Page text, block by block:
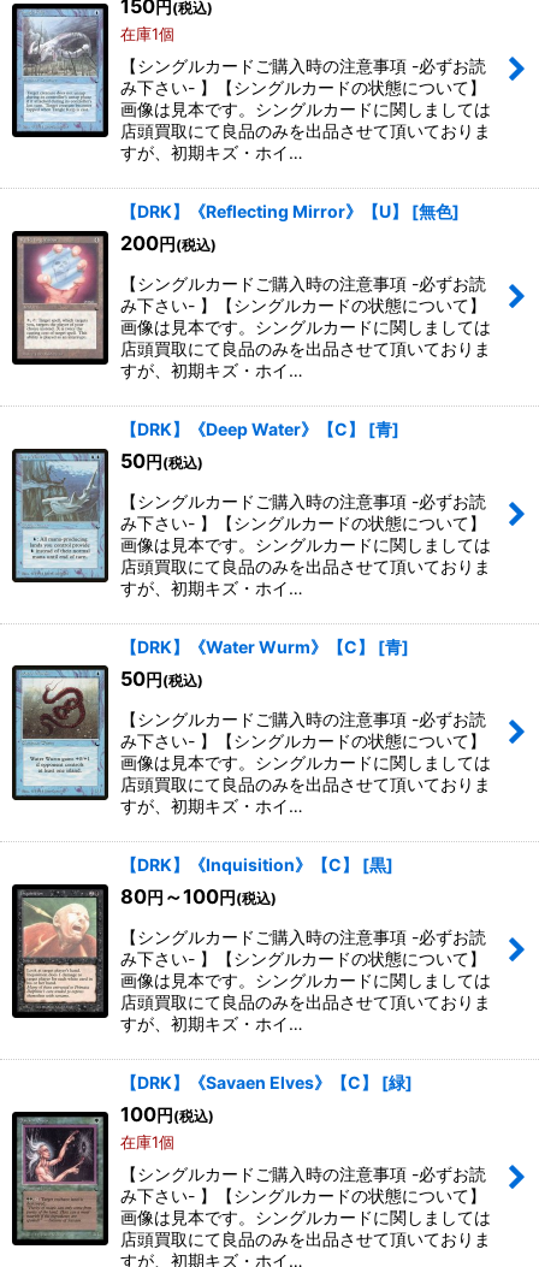
150円 (税込)
在庫1個
【シングルカードご購入時の注意事項 -必ずお読
み下さい- 】【シングルカードの状態について】
画像は見本です。シングルカードに関しましては
店頭買取にて良品のみを出品させて頂いておりま
すが、初期キズ・ホイ…
【DRK】《Reflecting Mirror》【U】 [無色]
200円 (税込)
【シングルカードご購入時の注意事項 -必ずお読
み下さい- 】【シングルカードの状態について】
画像は見本です。シングルカードに関しましては
店頭買取にて良品のみを出品させて頂いておりま
すが、初期キズ・ホイ…
【DRK】《Deep Water》【C】 [青]
50円 (税込)
【シングルカードご購入時の注意事項 -必ずお読
み下さい- 】【シングルカードの状態について】
画像は見本です。シングルカードに関しましては
店頭買取にて良品のみを出品させて頂いておりま
すが、初期キズ・ホイ…
【DRK】《Water Wurm》【C】 [青]
50円 (税込)
【シングルカードご購入時の注意事項 -必ずお読
み下さい- 】【シングルカードの状態について】
画像は見本です。シングルカードに関しましては
店頭買取にて良品のみを出品させて頂いておりま
すが、初期キズ・ホイ…
【DRK】《Inquisition》【C】 [黒]
80円 ～100円 (税込)
【シングルカードご購入時の注意事項 -必ずお読
み下さい- 】【シングルカードの状態について】
画像は見本です。シングルカードに関しましては
店頭買取にて良品のみを出品させて頂いておりま
すが、初期キズ・ホイ…
【DRK】《Savaen Elves》【C】 [緑]
100円 (税込)
在庫1個
【シングルカードご購入時の注意事項 -必ずお読
み下さい- 】【シングルカードの状態について】
画像は見本です。シングルカードに関しましては
店頭買取にて良品のみを出品させて頂いておりま
すが、初期キズ・ホイ…